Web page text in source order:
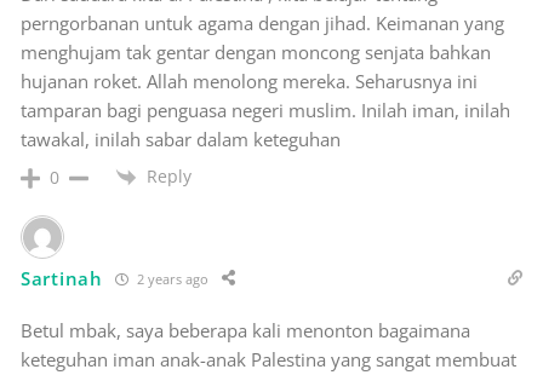
perngorbanan untuk agama dengan jihad. Keimanan yang
menghujam tak gentar dengan moncong senjata bahkan
hujanan roket. Allah menolong mereka. Seharusnya ini
tamparan bagi penguasa negeri muslim. Inilah iman, inilah
tawakal, inilah sabar dalam keteguhan
0 Reply
Sartinah 2 years ago
Betul mbak, saya beberapa kali menonton bagaimana
keteguhan iman anak-anak Palestina yang sangat membuat